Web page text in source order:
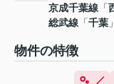
京成千葉線 「
総武線 「千葉
物件の特徴